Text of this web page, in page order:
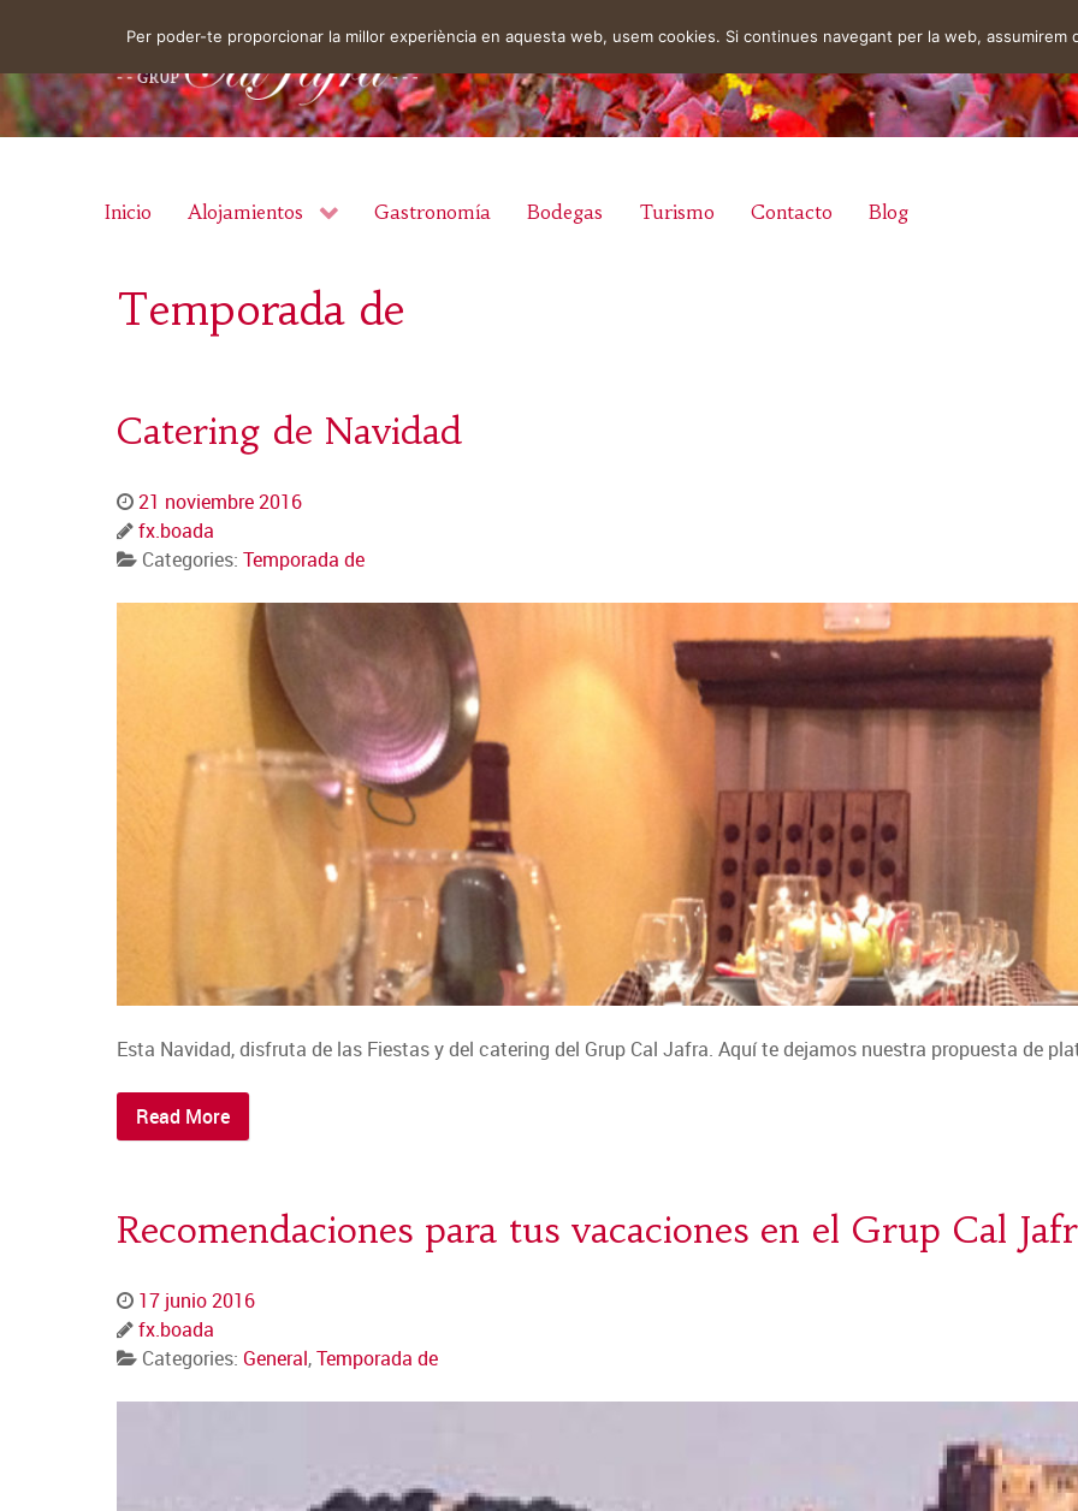
Inicio Alojamientos Gastronomía Bodegas Turismo Contacto Blog
Temporada de
Catering de Navidad
21 noviembre 2016
fx.boada
Categories: Temporada de
Esta Navidad, disfruta de las Fiestas y del catering del Grup Cal Jafra. Aquí te dejamos nuestra propuesta de
Read More
Recomendaciones para tus vacaciones en el Grup Cal
17 junio 2016
fx.boada
Categories: General,Temporada de
Per poder-te proporcionar la millor experiència en aquesta web, usem cookies. Si continues navegant per la web,